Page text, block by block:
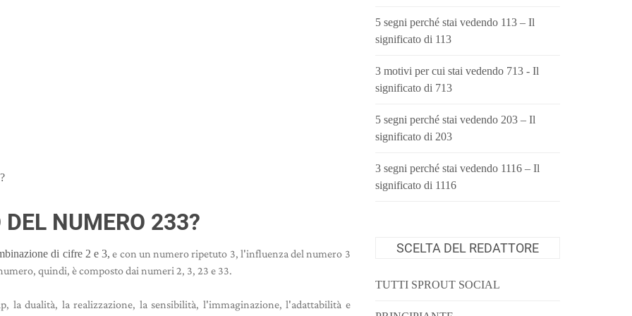
NUMERO 233?
di cifre 2 e 3, e con un numero ripetuto 3, l'influenza del numero 3
quindi, è composto dai numeri 2, 3, 23 e 33.
la dualità, la realizzazione, la sensibilità, l'immaginazione, l'adattabilità e
5 segni perché stai vedendo 113 – Il
significato di 113
3 motivi per cui stai vedendo 713 - Il
significato di 713
5 segni perché stai vedendo 203 – Il
significato di 203
3 segni perché stai vedendo 1116 – Il
significato di 1116
SCELTA DEL REDATTORE
TUTTI SPROUT SOCIAL